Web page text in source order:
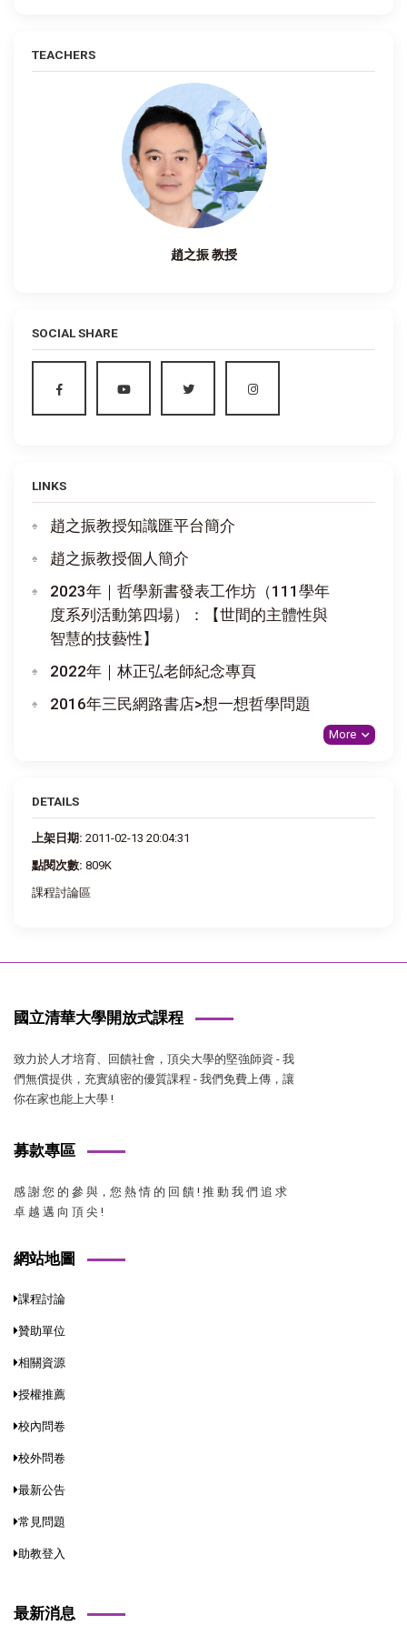
TEACHERS
趙之振 教授
SOCIAL SHARE
LINKS
趙之振教授知識匯平台簡介
趙之振教授個人簡介
2023年｜哲學新書發表工作坊（111學年
度系列活動第四場）：【世間的主體性與
智慧的技藝性】
2022年｜林正弘老師紀念專頁
2016年三民網路書店>想一想哲學問題
More
DETAILS
上架日期: 2011-02-13 20:04:31
點閱次數: 809K
課程討論區
國立清華大學開放式課程
致力於人才培育、回饋社會，頂尖大學的堅強師資 - 我
們無償提供，充實縝密的優質課程 - 我們免費上傳，讓
你在家也能上大學 !
募款專區
感 謝 您 的 參 與，您 熱 情 的 回 饋 ! 推 動 我 們 追 求
卓 越 邁 向 頂 尖 !
網站地圖
課程討論
贊助單位
相關資源
授權推薦
校內問卷
校外問卷
最新公告
常見問題
助教登入
最新消息